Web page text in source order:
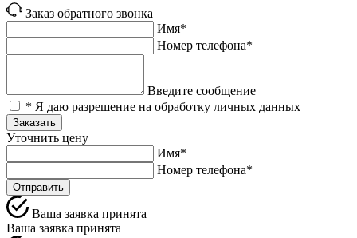
Заказ обратного звонка
Имя*
Номер телефона*
Введите сообщение
* Я даю разрешение на обработку личных данных
Заказать
Уточнить цену
Имя*
Номер телефона*
Отправить
Ваша заявка принята
Ваша заявка принята